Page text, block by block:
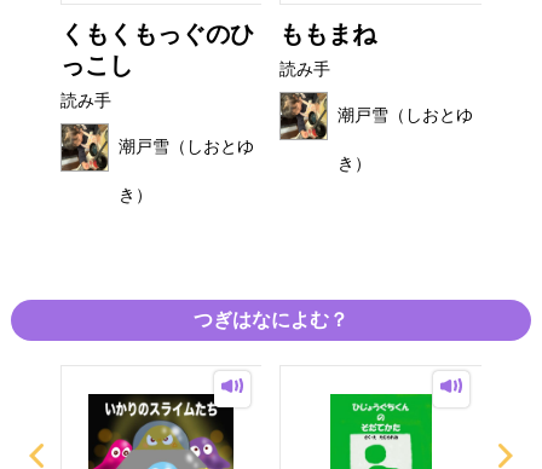
くもくもっぐのひ
っこし
読み手
潮戸雪（しおとゆ
き）
ももまね
読み手
潮戸雪（しおとゆ
き）
つぎはなによむ？